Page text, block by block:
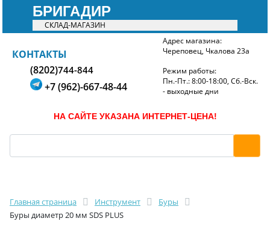
БРИГАДИР
СКЛАД-МАГАЗИН
БРИГАДИР
КОНТАКТЫ
(8202)744-844
+7 (962)-667-48-44
Адрес магазина:
Череповец, Чкалова 23а
Режим работы:
Пн.-Пт.: 8:00-18:00, Сб.-Вск.
- выходные дни
НА САЙТЕ УКАЗАНА ИНТЕРНЕТ-ЦЕНА!
Главная страница Инструмент
Буры
Буры диаметр 20 мм SDS PLUS